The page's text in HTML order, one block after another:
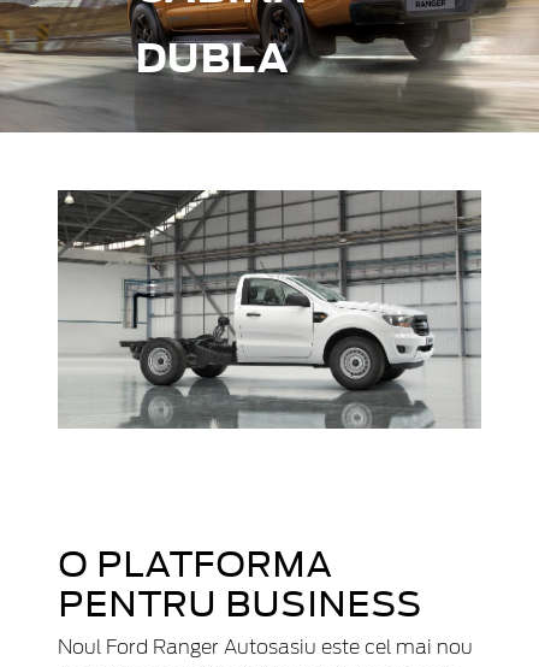
DUBLA
O PLATFORMA
PENTRU BUSINESS
Noul Ford Ranger Autosasiu este cel mai nou